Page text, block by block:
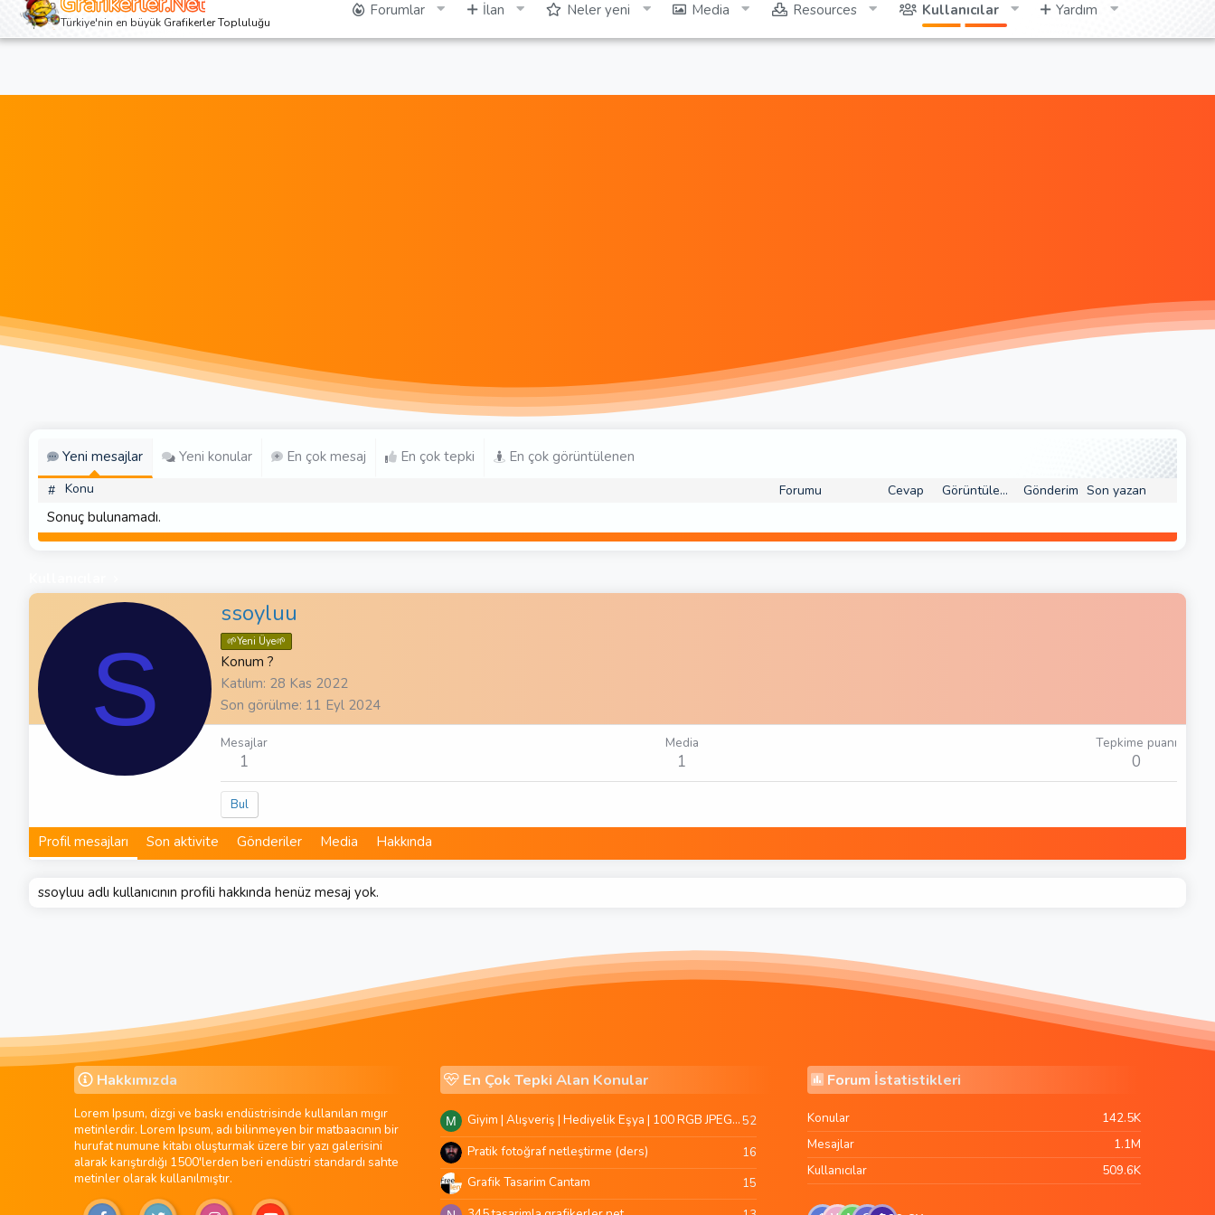
Giriş yap Kayıt ol
Türkiye'nin en büyük Grafikerler Topluluğu
Forumlar İlan Neler yeni Media Resources Kullanıcılar Yardım
Yeni mesajlar Yeni konular En çok mesaj En çok tepki En çok görüntülenen
# Konu Forumu Cevap Görüntüleme Gönderim Son yazan
Sonuç bulunamadı.
S
ssoyluu
🌱Yeni Üye🌱
Konum ?
Katılım 28 Kas 2022
Son görülme 11 Eyl 2024
Mesajlar
1
Media
1
Tepkime puanı
0
Bul
Profil mesajları Son aktivite Gönderiler Media Hakkında
ssoyluu adlı kullanıcının profili hakkında henüz mesaj yok.
Hakkımızda
Lorem Ipsum, dizgi ve baskı endüstrisinde kullanılan mıgır
metinlerdir. Lorem Ipsum, adı bilinmeyen bir matbaacının bir
hurufat numune kitabı oluşturmak üzere bir yazı galerisini
alarak karıştırdığı 1500'lerden beri endüstri standardı sahte
metinler olarak kullanılmıştır.
En Çok Tepki Alan Konular
M Giyim | Alışveriş | Hediyelik Eşya | 100 RGB JPEG Images | 5920x4420 Pixels | 501 MB52
Pratik fotoğraf netleştirme (ders) 16
Grafik Tasarim Cantam 15
Forum İstatistikleri
Konular
142.5K
Mesajlar
1.1M
Kullanıcılar
509.6K